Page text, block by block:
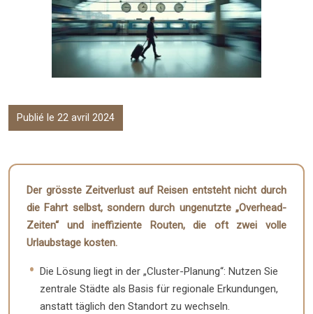
Publié le 22 avril 2024
Der grösste Zeitverlust auf Reisen entsteht nicht durch
die Fahrt selbst, sondern durch ungenutzte „Overhead-
Zeiten“ und ineffiziente Routen, die oft zwei volle
Urlaubstage kosten.
Die Lösung liegt in der „Cluster-Planung“: Nutzen Sie
zentrale Städte als Basis für regionale Erkundungen,
anstatt täglich den Standort zu wechseln.